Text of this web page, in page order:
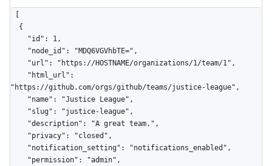
"https://github.com/orgs/github/teams/justice-league",